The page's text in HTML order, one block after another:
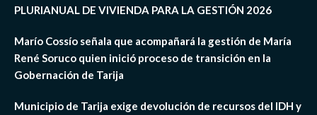
PLURIANUAL DE VIVIENDA PARA LA GESTIÓN 2026
Marío Cossío señala que acompañará la gestión de María
René Soruco quien inició proceso de transición en la
Gobernación de Tarija
Municipio de Tarija exige devolución de recursos del IDH y